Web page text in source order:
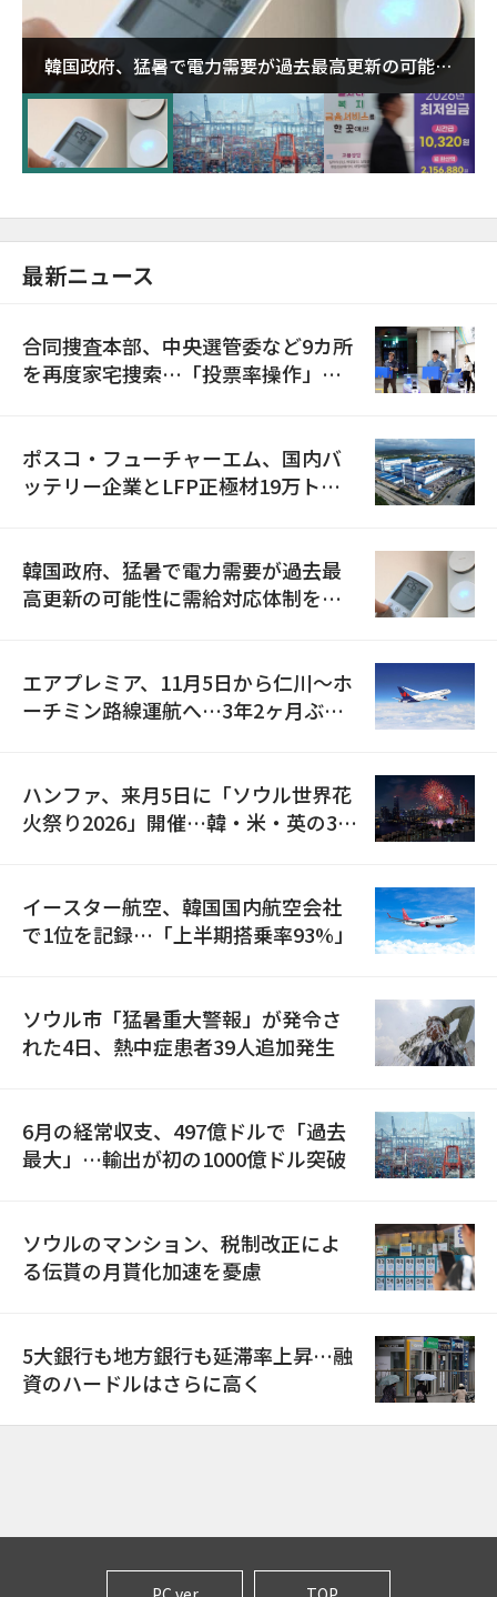
韓国政府、猛暑で電力需要が過去最高更新の可能性
に需給対応体制を点検
最新ニュース
合同捜査本部、中央選管委など9カ所
を再度家宅捜索…「投票率操作」の
ポスコ・フューチャーエム、国内バ
ッテリー企業とLFP正極材19万トン
韓国政府、猛暑で電力需要が過去最
高更新の可能性に需給対応体制を点
エアプレミア、11月5日から仁川〜ホ
ーチミン路線運航へ…3年2ヶ月ぶり
ハンファ、来月5日に「ソウル世界花
火祭り2026」開催…韓・米・英の3カ
イースター航空、韓国国内航空会社
で1位を記録…「上半期搭乗率93%」
ソウル市「猛暑重大警報」が発令さ
れた4日、熱中症患者39人追加発生
6月の経常収支、497億ドルで「過去
最大」…輸出が初の1000億ドル突破
ソウルのマンション、税制改正によ
る伝貰の月貰化加速を憂慮
5大銀行も地方銀行も延滞率上昇…融
資のハードルはさらに高く